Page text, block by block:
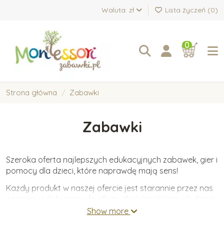
Waluta: zł Lista życzeń (0)
0
Strona główna Zabawki
Zabawki
Szeroka oferta najlepszych edukacyjnych zabawek, gier i
pomocy dla dzieci, które naprawdę mają sens!
Każdy produkt w naszej ofercie jest starannie przez nas
oceniany i dobierany do oferty dla Was i Waszych dzieci.
Oferujemy wyłącznie zabawki wykonane z wysokiej
Show more